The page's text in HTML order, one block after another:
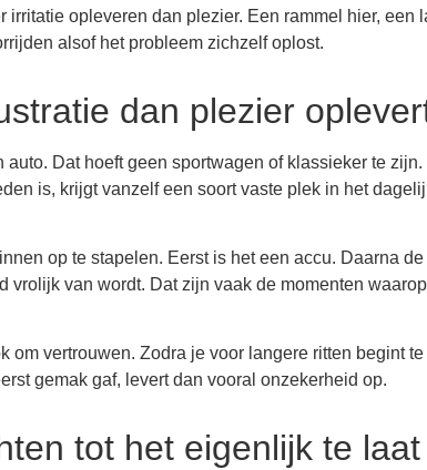
opleveren dan plezier. Een rammel hier, een
alsof het probleem zichzelf oplost.
dan plezier
Dat hoeft geen sportwagen of klassieker te
is, krijgt vanzelf een soort vaste plek in het
op te stapelen. Eerst is het een accu. Daarna
vrolijk van wordt. Dat zijn vaak de momenten
om vertrouwen. Zodra je voor langere ritten begint
gemak gaf, levert dan vooral onzekerheid op.
tot het eigenlijk te laat